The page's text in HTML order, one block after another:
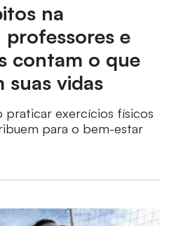
na
professores e
contam o que
suas vidas
praticar exercícios físicos
para o bem-estar